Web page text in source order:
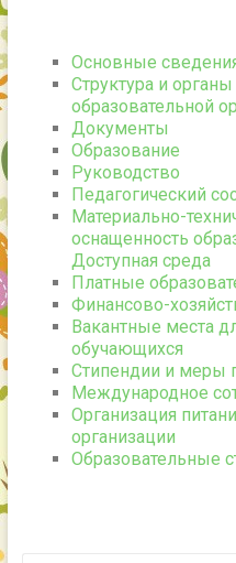
Основные
Структура и
образовательной
Документы
Образование
Руководство
Педагогический
Материально-
оснащенность
Доступная среда
Платные
Финансово-
Вакантные места
обучающихся
Стипендии и меры
Международное
Организация
организации
Образовательные